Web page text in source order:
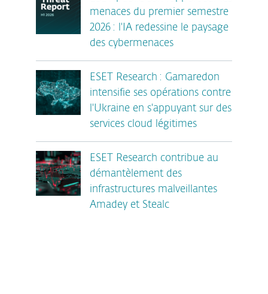
menaces du premier semestre
2026 : l'IA redessine le paysage
des cybermenaces
ESET Research : Gamaredon
intensifie ses opérations contre
l'Ukraine en s'appuyant sur des
services cloud légitimes
ESET Research contribue au
démantèlement des
infrastructures malveillantes
Amadey et Stealc